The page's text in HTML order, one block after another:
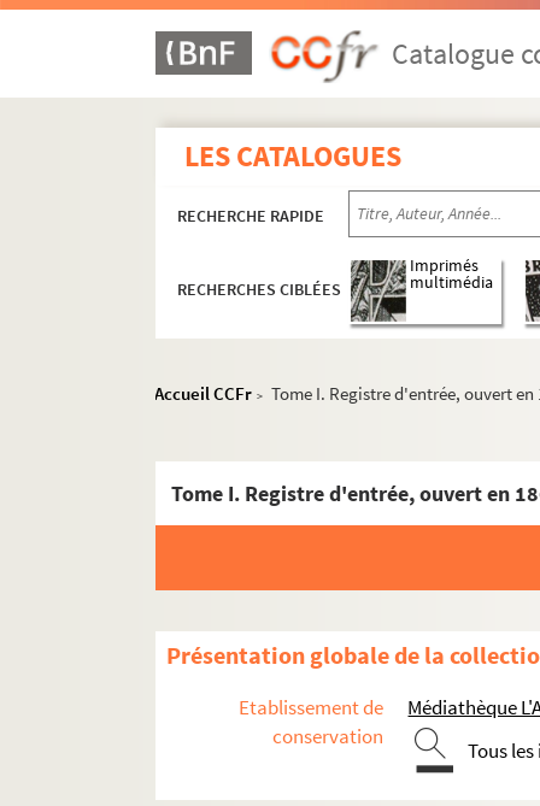
Catalogue
LES CATALOGUES
RECHERCHE RAPIDE
RECHERCHES CIBLÉES
Imprimés
multimédia
Accueil CCFr > Tome I. Registre d'entrée, ouvert en
Tome I. Registre d'entrée, ouvert en
Présentation globale de la
Etablissement de
conservation
Médiathèque
Tous